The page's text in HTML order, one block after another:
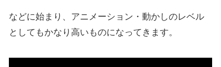
などに始まり、アニメーション・動かしのレベル
としてもかなり高いものになってきます。